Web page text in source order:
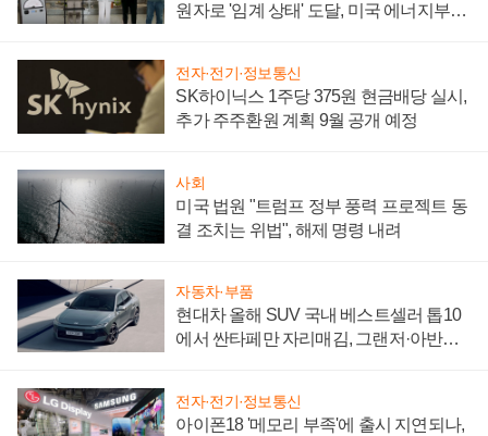
원자로 '임계 상태' 도달, 미국 에너지부
전자·전기·정보통신
SK하이닉스 1주당 375원 현금배당 실시,
추가 주주환원 계획 9월 공개 예정
사회
미국 법원 "트럼프 정부 풍력 프로젝트 동
결 조치는 위법", 해제 명령 내려
자동차·부품
현대차 올해 SUV 국내 베스트셀러 톱10
에서 싼타페만 자리매김, 그랜저·아반떼
전자·전기·정보통신
아이폰18 '메모리 부족'에 출시 지연되나,